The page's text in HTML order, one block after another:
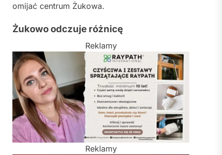
omijać centrum Żukowa.
Żukowo odczuje różnicę
Reklamy
Reklamy